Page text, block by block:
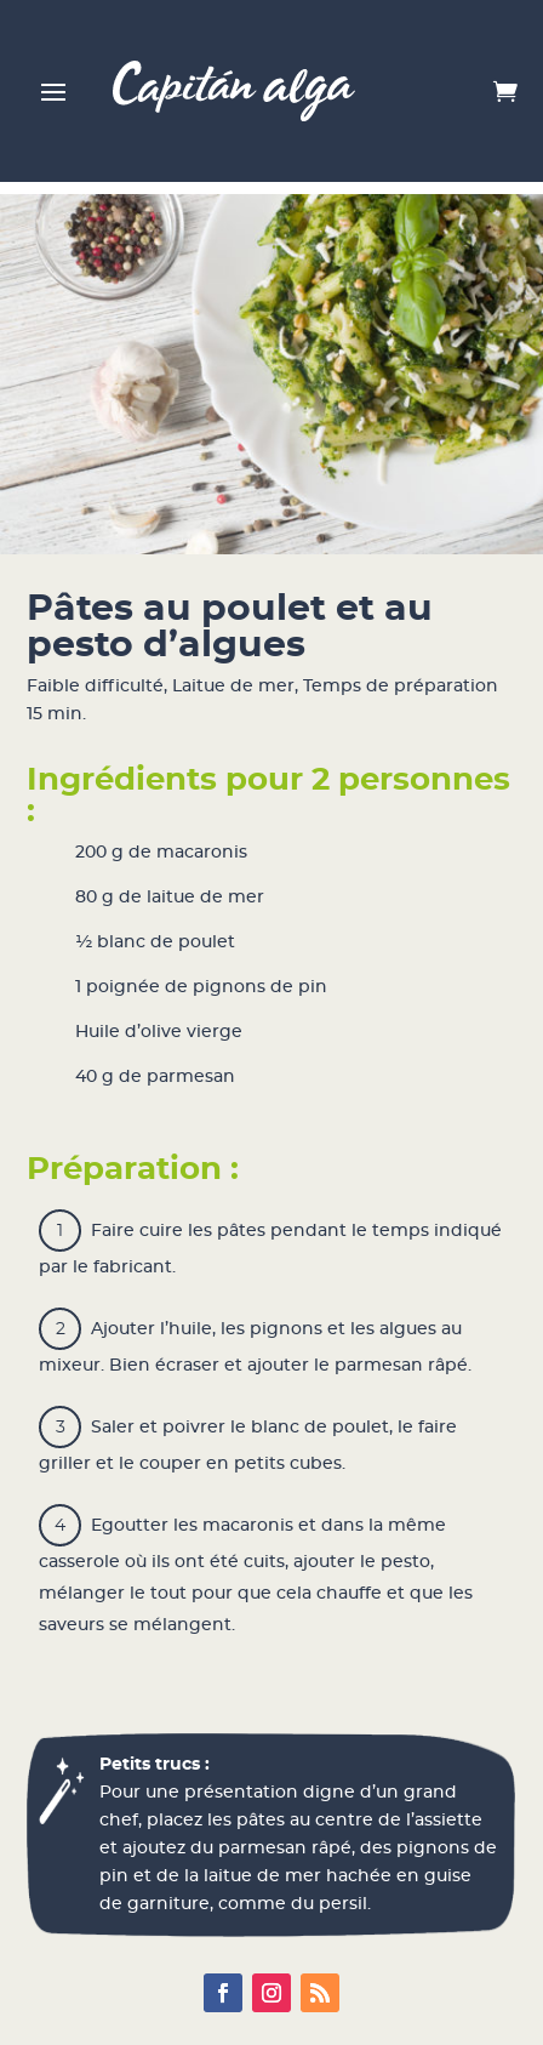
Pâtes au poulet et au
pesto d’algues
Faible difficulté, Laitue de mer,Temps de préparation
15 min.
Ingrédients pour 2 personnes
:
200 g de macaronis
80 g de laitue de mer
½ blanc de poulet
1 poignée de pignons de pin
Huile d’olive vierge
40 g de parmesan
Préparation :
Faire cuire les pâtes pendant le temps indiqué
par le fabricant.
Ajouter l’huile, les pignons et les algues au
mixeur. Bien écraser et ajouter le parmesan râpé.
Saler et poivrer le blanc de poulet, le faire
griller et le couper en petits cubes.
Egoutter les macaronis et dans la même
casserole où ils ont été cuits, ajouter le pesto,
mélanger le tout pour que cela chauffe et que les
saveurs se mélangent.
Petits trucs :
Pour une présentation digne d’un grand
chef, placez les pâtes au centre de l’assiette
et ajoutez du parmesan râpé, des pignons de
pin et de la laitue de mer hachée en guise
de garniture, comme du persil.